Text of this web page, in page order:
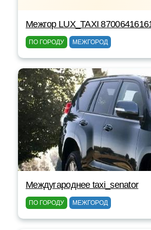
Межгор LUX_TAXI
ПО ГОРОДУ МЕЖГОРОД
Междугароднее taxi_senator
ПО ГОРОДУ МЕЖГОРОД